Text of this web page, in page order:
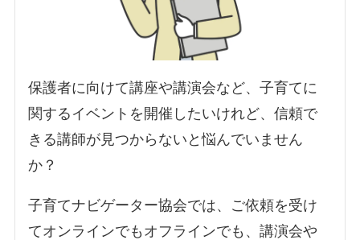
保護者に向けて講座や講演会など、子育てに
関するイベントを開催したいけれど、信頼で
きる講師が見つからないと悩んでいません
か？
子育てナビゲーター協会では、ご依頼を受け
てオンラインでもオフラインでも、講演会や